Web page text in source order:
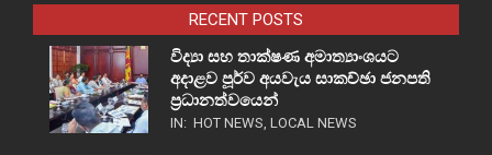
RECENT POSTS
විද්‍යා සහ තාක්ෂණ අමාත්‍යාංශයට
අදාළව පූර්ව අයවැය සාකච්ඡා ජනපති
ප්‍රධානත්වයෙන්
IN: HOT NEWS, LOCAL NEWS